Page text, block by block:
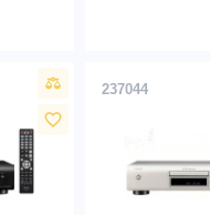
favorite_border
237044